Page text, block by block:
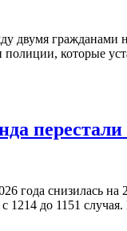
гражданами
которые
года
1214 до 1151